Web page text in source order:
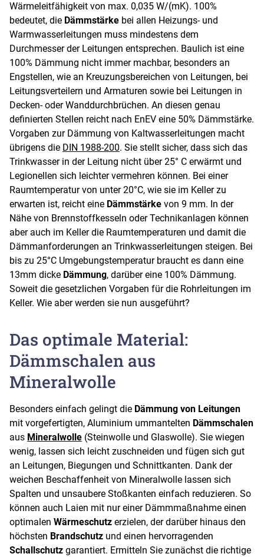
Wärmeleitfähigkeit von max. 0,035 W/(mK). 100%
bedeutet, die Dämmstärke bei allen Heizungs- und
Warmwasserleitungen muss mindestens dem
Durchmesser der Leitungen entsprechen. Baulich ist eine
100% Dämmung nicht immer machbar, besonders an
Engstellen, wie an Kreuzungsbereichen von Leitungen, bei
Leitungsverteilern und Armaturen sowie bei Leitungen in
Decken- oder Wanddurchbrüchen. An diesen genau
definierten Stellen reicht nach EnEV eine 50% Dämmstärke.
Vorgaben zur Dämmung von Kaltwasserleitungen macht
übrigens die DIN 1988-200. Sie stellt sicher, dass sich das
Trinkwasser in der Leitung nicht über 25° C erwärmt und
Legionellen sich leichter vermehren können. Bei einer
Raumtemperatur von unter 20°C, wie sie im Keller zu
erwarten ist, reicht eine Dämmstärke von 9 mm. In der
Nähe von Brennstoffkesseln oder Technikanlagen können
aber auch im Keller die Raumtemperaturen und damit die
Dämmanforderungen an Trinkwasserleitungen steigen. Bei
bis zu 25°C Umgebungstemperatur braucht es dann eine
13mm dicke Dämmung, darüber eine 100% Dämmung.
Soweit die gesetzlichen Vorgaben für die Rohrleitungen im
Keller. Wie aber werden sie nun ausgeführt?
Das optimale Material:
Dämmschalen aus
Mineralwolle
Besonders einfach gelingt die Dämmung von Leitungen
mit vorgefertigten, Aluminium ummantelten Dämmschalen
aus Mineralwolle (Steinwolle und Glaswolle). Sie wiegen
wenig, lassen sich leicht zuschneiden und fügen sich gut
an Leitungen, Biegungen und Schnittkanten. Dank der
weichen Beschaffenheit von Mineralwolle lassen sich
Spalten und unsaubere Stoßkanten einfach reduzieren. So
können auch Laien mit nur einer Dämmmaßnahme einen
optimalen Wärmeschutz erzielen, der darüber hinaus den
höchsten Brandschutz und einen hervorragenden
Schallschutz garantiert. Ermitteln Sie zunächst die richtige